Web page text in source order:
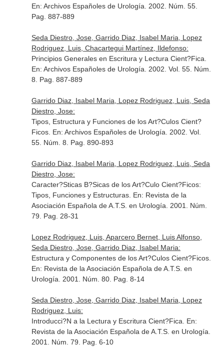
En: Archivos Españoles de Urología . 2002. Núm. 55.
Pag. 887-889
Seda Diestro, Jose, Garrido Diaz, Isabel Maria, Lopez
Rodriguez, Luis, Chacartegui Martínez, Ildefonso:
Principios Generales en Escritura y Lectura Cient?Fica.
En: Archivos Españoles de Urología . 2002. Vol. 55. Núm.
8. Pag. 887-889
Garrido Diaz, Isabel Maria, Lopez Rodriguez, Luis, Seda
Diestro, Jose:
Tipos, Estructura y Funciones de los Art?Culos Cient?
Ficos. En: Archivos Españoles de Urología . 2002. Vol.
55. Núm. 8. Pag. 890-893
Garrido Diaz, Isabel Maria, Lopez Rodriguez, Luis, Seda
Diestro, Jose:
Caracter?Sticas B?Sicas de los Art?Culo Cient?Ficos:
Tipos, Funciones y Estructuras. En: Revista de la
Asociación Española de A.T.S. en Urología . 2001. Núm.
79. Pag. 28-31
Lopez Rodriguez, Luis, Aparcero Bernet, Luis Alfonso,
Seda Diestro, Jose, Garrido Diaz, Isabel Maria:
Estructura y Componentes de los Art?Culos Cient?Ficos.
En: Revista de la Asociación Española de A.T.S. en
Urología . 2001. Núm. 80. Pag. 8-14
Seda Diestro, Jose, Garrido Diaz, Isabel Maria, Lopez
Rodriguez, Luis:
Introducci?N a la Lectura y Escritura Cient?Fica. En:
Revista de la Asociación Española de A.T.S. en Urología
2001. Núm. 79. Pag. 6-10